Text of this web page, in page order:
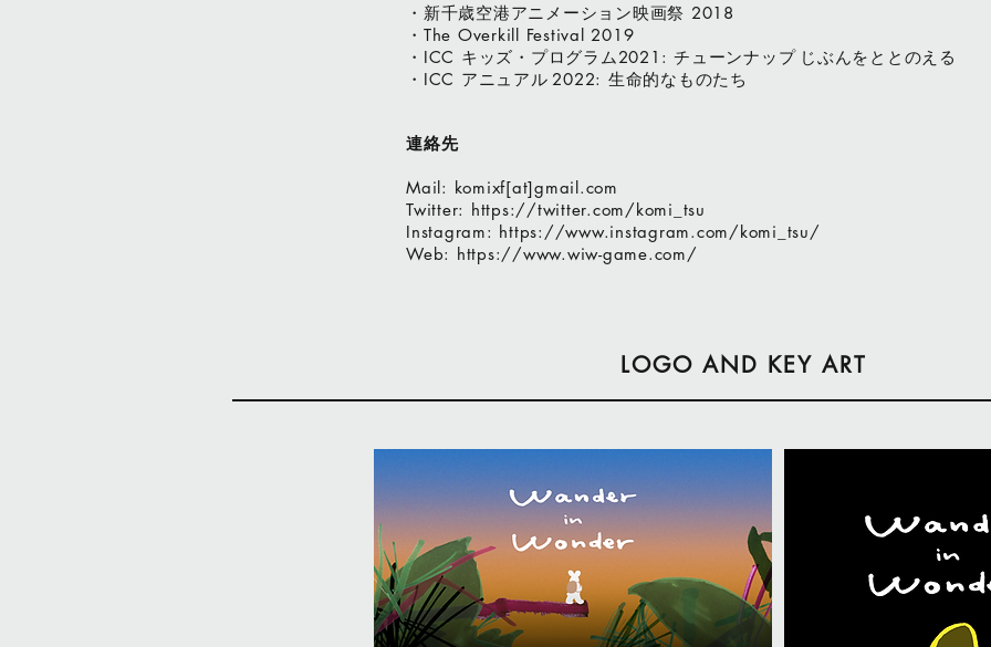
・新千歳空港アニメーション映画祭 2018
・ The Overkill Festival 2019
・ ICC キッズ・プログラム2021: チューンナップ じぶんをととのえる
・ ICC アニュアル 2022: 生命的なものたち
連絡先
Mail: komixf[at]gmail.com
Twitter: https://twitter.com/komi_tsu
Instagram: https://www.instagram.com/komi_tsu/
Web: https://www.wiw-game.com/
LOGO AND KEY ART